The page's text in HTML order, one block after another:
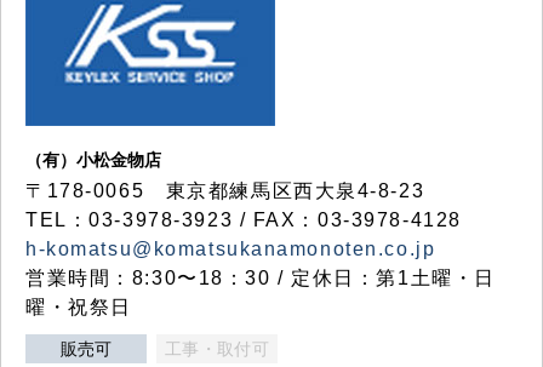
（有）小松金物店
〒178-0065 東京都練馬区西大泉4-8-23
TEL：03-3978-3923 / FAX：03-3978-4128
h-komatsu@komatsukanamonoten.co.jp
営業時間：8:30〜18：30 / 定休日：第1土曜・日
曜・祝祭日
販売可 工事・取付可